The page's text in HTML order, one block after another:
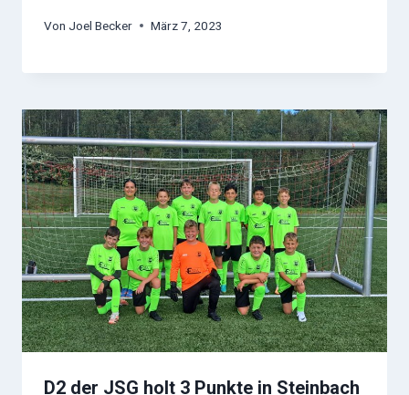
Von Joel Becker März 7, 2023
D2 der JSG holt 3 Punkte in Steinbach